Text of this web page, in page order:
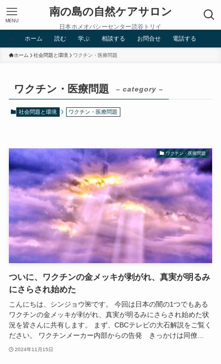
南の島の自然ケアサロン
日本ホメオパシーセンター読谷トリイ
MENU
ホーム 読む 学ぶ 相談する お問合せ 電話する
ホーム 社会問題と環境 ワクチン・医療問題
ワクチン・医療問題 – category –
社会問題と環境 ワクチン・医療問題
ワクチン・医療問題
ついに、ワクチンの金メッキが剥がれ、真実が明るみ
にさらされ始めた
こんにちは、シンジョウ🌺です。 今回は日本の闇の1つでもある
ワクチンの金メッキが剥がれ、真実が明るみにさらされ始めた状
況を皆さんに共有します。 まず、CBCテレビの大石解説をご覧く
ださい。 ワクチンメーカー内部からの告発 きっかけは同僚...
2024年11月15日